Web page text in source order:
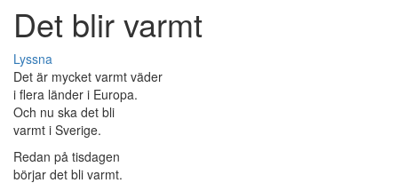
Det blir varmt
Lyssna
Det är mycket varmt väder
i flera länder i Europa.
Och nu ska det bli
varmt i Sverige.
Redan på tisdagen
börjar det bli varmt.